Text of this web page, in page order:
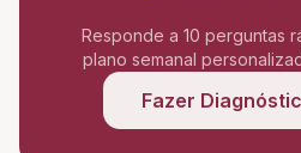
Responde a 10 perguntas
plano semanal
Fazer